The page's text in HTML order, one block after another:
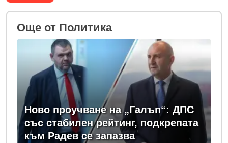
Oще от Политика
Ново проучване на „Галъп“: ДПС
със стабилен рейтинг, подкрепата
към Радев се запазва